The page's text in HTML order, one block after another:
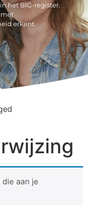
het BIG-register.
met
erkent.
aan je